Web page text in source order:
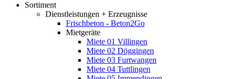
Sortiment
Dienstleistungen + Erzeugnisse
Frischbeton - Beton2Go
Mietgeräte
Miete 01 Villingen
Miete 02 Döggingen
Miete 03 Furtwangen
Miete 04 Tuttlingen